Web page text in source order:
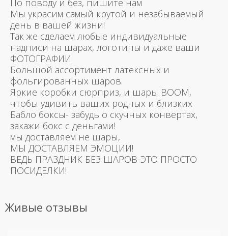
По поводу и без, пишите нам
Мы украсим самый крутой и незабываемый
день в вашей жизни!
Так же сделаем любые индивидуальные
надписи на шарах, логотипы и даже ваши
ФОТОГРАФИИ
Большой ассортимент латексных и
фольгированных шаров.
Яркие коробки сюрприз, и шары BOOM,
чтобы удивить ваших родных и близких
Бабло боксы- забудь о скучных конвертах,
закажи бокс с деньгами!
мы доставляем не шары,
МЫ ДОСТАВЛЯЕМ ЭМОЦИИ!
ВЕДЬ ПРАЗДНИК БЕЗ ШАРОВ-ЭТО ПРОСТО
ПОСИДЕЛКИ!
Живые отзывы